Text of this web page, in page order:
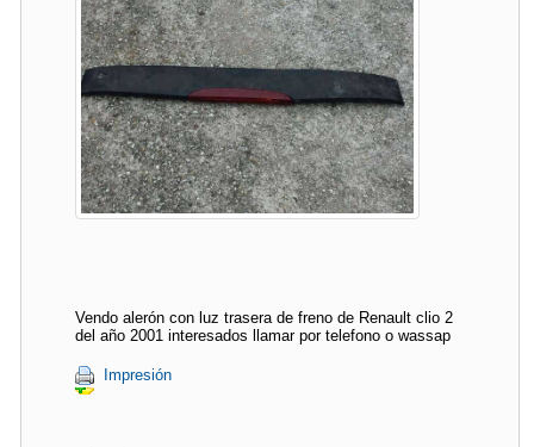
Vendo alerón con luz trasera de freno de Renault clio 2
del año 2001 interesados llamar por telefono o wassap
Impresión